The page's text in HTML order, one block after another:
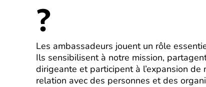
?
Les ambassadeurs jouent un rôle
Ils sensibilisent à notre mission,
dirigeante et participent à l’expansion
relation avec des personnes et des